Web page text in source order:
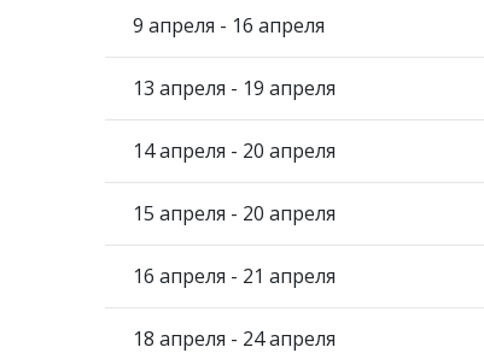
9 апреля - 16 апреля
13 апреля - 19 апреля
14 апреля - 20 апреля
15 апреля - 20 апреля
16 апреля - 21 апреля
18 апреля - 24 апреля